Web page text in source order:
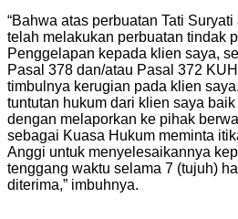
“Bahwa atas perbuatan Tati
telah melakukan perbuatan tindak
Penggelapan kepada klien saya,
Pasal 378 dan/atau Pasal 372
timbulnya kerugian pada klien
tuntutan hukum dari klien saya
dengan melaporkan ke pihak
sebagai Kuasa Hukum meminta
Anggi untuk menyelesaikannya
tenggang waktu selama 7 (tujuh)
diterima,” imbuhnya.